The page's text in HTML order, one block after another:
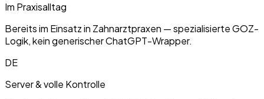
Im Praxisalltag
Bereits im Einsatz in Zahnarztpraxen — spezialisierte GOZ-
Logik, kein generischer ChatGPT-Wrapper.
DE
Server & volle Kontrolle